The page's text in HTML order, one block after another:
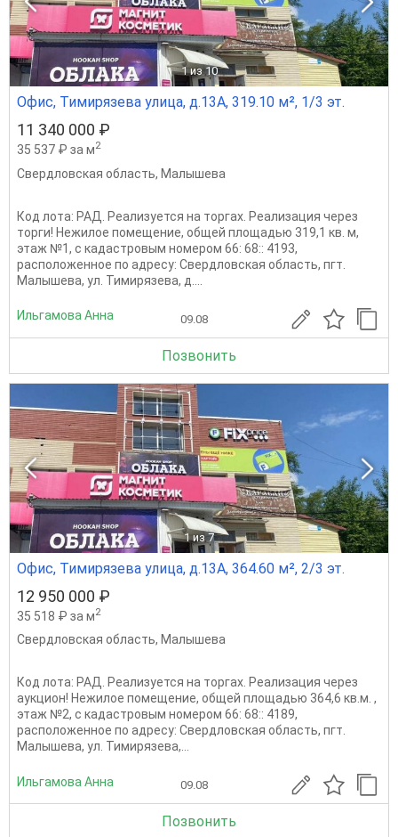
1 из 10
Офис, Тимирязева улица, д.13А, 319.10 м², 1/3 эт.
11 340 000 ₽
35 537 ₽ за м2
Свердловская область, Малышева
Код лота: РАД. Реализуется на торгах. Реализация через
торги! Нежилое помещение, общей площадью 319,1 кв. м,
этаж №1, с кадастровым номером 66: 68:: 4193,
расположенное по адресу: Свердловская область, пгт.
Малышева, ул. Тимирязева, д....
Ильгамова Анна 09.08
Позвонить
1 из 7
Офис, Тимирязева улица, д.13А, 364.60 м², 2/3 эт.
12 950 000 ₽
35 518 ₽ за м2
Свердловская область, Малышева
Код лота: РАД. Реализуется на торгах. Реализация через
аукцион! Нежилое помещение, общей площадью 364,6 кв.м. ,
этаж №2, с кадастровым номером 66: 68:: 4189,
расположенное по адресу: Свердловская область, пгт.
Малышева, ул. Тимирязева,...
Ильгамова Анна 09.08
Позвонить